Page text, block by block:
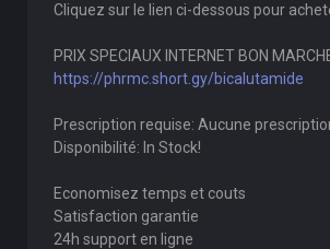
Cliquez sur le lien ci-dessous pour
PRIX SPECIAUX INTERNET BON
https://phrmc.short.gy/bicalutamide
Prescription requise: Aucune
Disponibilité: In Stock!
Economisez temps et couts
Satisfaction garantie
24h support en ligne